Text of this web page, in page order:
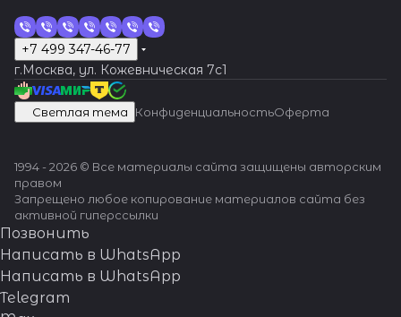
+7 499 347-46-77
г.Москва, ул. Кожевническая 7c1
Светлая тема КонфиденциальностьОферта
1994 - 2026 © Все материалы сайта защищены авторским
правом
Запрещено любое копирование материалов сайта без
активной гиперссылки
Позвонить
Написать в WhatsApp
Написать в WhatsApp
Telegram